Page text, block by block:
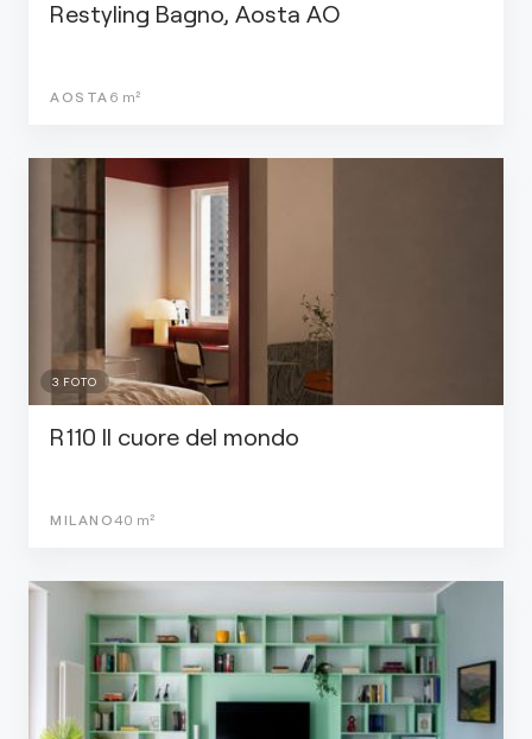
Restyling Bagno, Aosta AO
AOSTA 6 m²
3 FOTO
R110 Il cuore del mondo
MILANO40 m²